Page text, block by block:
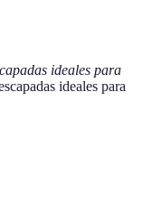
ideales para
ideales para